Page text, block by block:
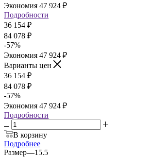
Экономия 47 924 ₽
Подробности
36 154 ₽
84 078 ₽
-57%
Экономия 47 924 ₽
Варианты цен
36 154 ₽
84 078 ₽
-57%
Экономия 47 924 ₽
Подробности
В корзину
Подробнее
Размер—15.5